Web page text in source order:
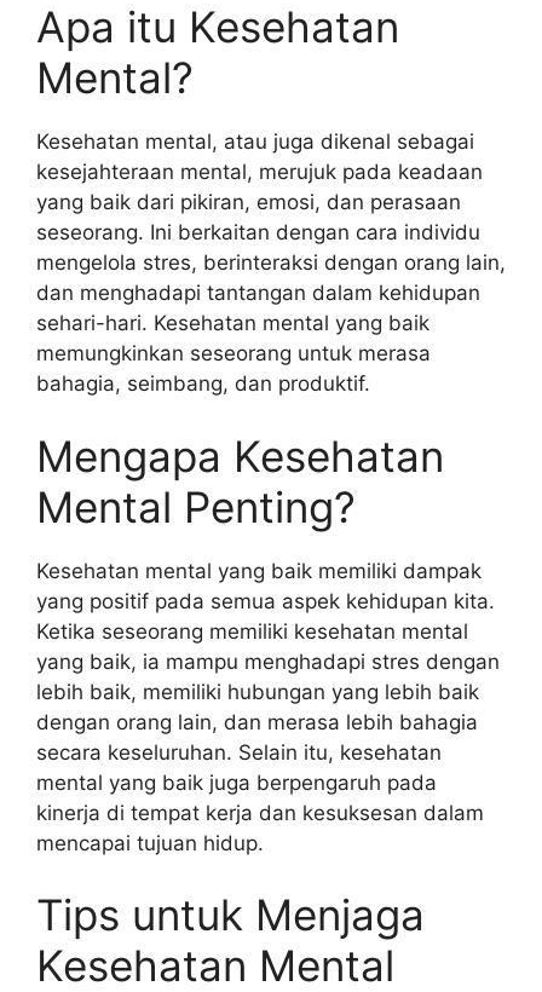
Apa itu Kesehatan
Mental?
Kesehatan mental, atau juga dikenal sebagai
kesejahteraan mental, merujuk pada keadaan
yang baik dari pikiran, emosi, dan perasaan
seseorang. Ini berkaitan dengan cara individu
mengelola stres, berinteraksi dengan orang lain,
dan menghadapi tantangan dalam kehidupan
sehari-hari. Kesehatan mental yang baik
memungkinkan seseorang untuk merasa
bahagia, seimbang, dan produktif.
Mengapa Kesehatan
Mental Penting?
Kesehatan mental yang baik memiliki dampak
yang positif pada semua aspek kehidupan kita.
Ketika seseorang memiliki kesehatan mental
yang baik, ia mampu menghadapi stres dengan
lebih baik, memiliki hubungan yang lebih baik
dengan orang lain, dan merasa lebih bahagia
secara keseluruhan. Selain itu, kesehatan
mental yang baik juga berpengaruh pada
kinerja di tempat kerja dan kesuksesan dalam
mencapai tujuan hidup.
Tips untuk Menjaga
Kesehatan Mental